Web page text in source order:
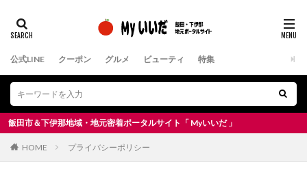
公式LINE クーポン グルメ ビューティ 特集
市＆下伊那地域・地元密着ポータルサイト「 Myいいだ 」
HOME プライバシーポリシー